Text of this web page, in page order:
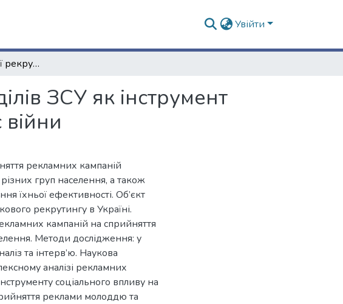
Увійти
Рекламні кампанії рекрутингу до підрозділів ЗСУ як інструмент впливу на українське суспільство під час війни
ЗСУ як інструмент
війни
рекламних кампаній
груп населення, а також
їхньої ефективності. Об’єкт
рекрутингу в Україні.
кампаній на сприйняття
Методи дослідження: у
та інтерв’ю. Наукова
аналізі рекламних
соціального впливу на
реклами молоддю та